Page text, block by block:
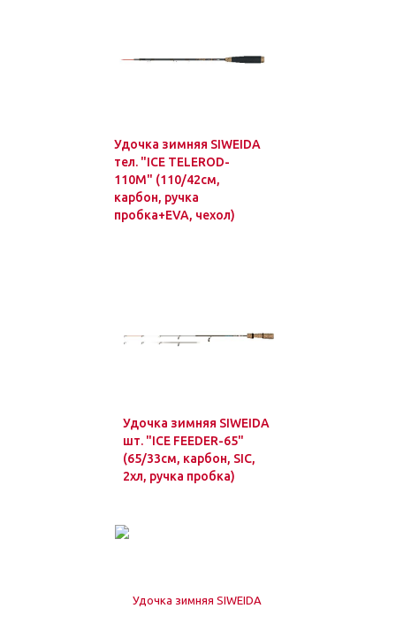
Удочка зимняя SIWEIDA
тел. "ICE TELEROD-
110M" (110/42см,
карбон, ручка
пробка+EVA, чехол)
Удочка зимняя SIWEIDA
шт. "ICE FEEDER-65"
(65/33см, карбон, SIC,
2хл, ручка пробка)